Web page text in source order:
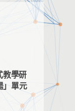
教學研
」單元